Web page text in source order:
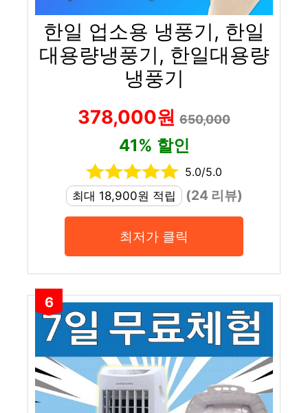
한일 업소용 냉풍기, 한일
대용량냉풍기, 한일대용량
냉풍기
378,000원 650,000
41% 할인
5.0/5.0
최대 18,900원 적립
(24 리뷰)
최저가 클릭
6